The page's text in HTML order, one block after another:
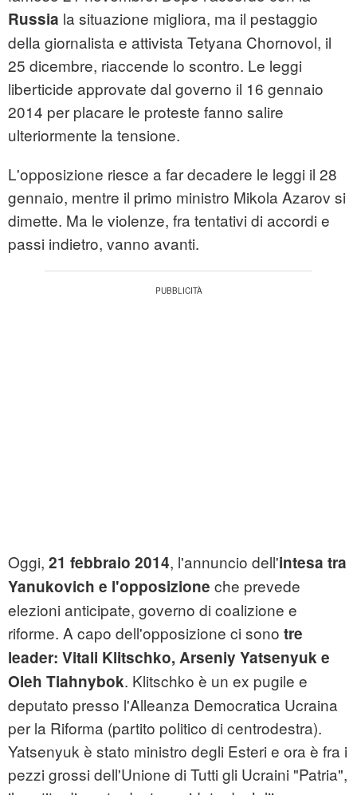
Russia la situazione migliora, ma il pestaggio
della giornalista e attivista Tetyana Chornovol, il
25 dicembre, riaccende lo scontro. Le leggi
liberticide approvate dal governo il 16 gennaio
2014 per placare le proteste fanno salire
ulteriormente la tensione.
L'opposizione riesce a far decadere le leggi il 28
gennaio, mentre il primo ministro Mikola Azarov si
dimette. Ma le violenze, fra tentativi di accordi e
passi indietro, vanno avanti.
Oggi, 21 febbraio 2014, l'annuncio dell'intesa tra
Yanukovich e l'opposizione che prevede
elezioni anticipate, governo di coalizione e
riforme. A capo dell'opposizione ci sono tre
leader: Vitali Klitschko, Arseniy Yatsenyuk e
Oleh Tiahnybok. Klitschko è un ex pugile e
deputato presso l'Alleanza Democratica Ucraina
per la Riforma (partito politico di centrodestra).
Yatsenyuk è stato ministro degli Esteri e ora è fra i
pezzi grossi dell'Unione di Tutti gli Ucraini "Patria",